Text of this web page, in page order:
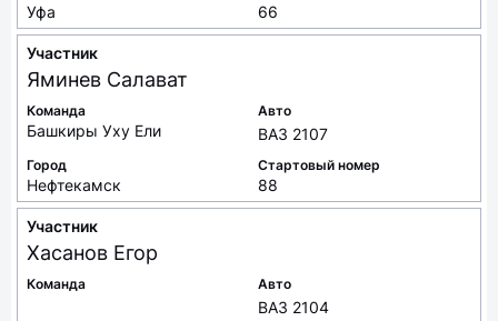
Уфа 66
Участник
Яминев Салават
Команда
Башкиры Уху Ели
Авто
ВАЗ 2107
Город
Нефтекамск
Стартовый номер
88
Участник
Хасанов Егор
Команда Авто
ВАЗ 2104